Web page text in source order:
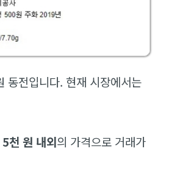
전입니다. 현재 시장에서는
천 원 내외의 가격으로 거래가